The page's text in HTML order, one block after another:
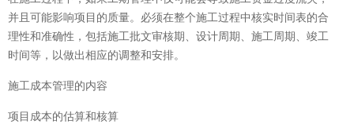
并且可能影响项目的质量。必须在整个施工过程中核实时间表的合
理性和准确性，包括施工批文审核期、设计周期、施工周期、竣工
时间等，以做出相应的调整和安排。
施工成本管理的内容
项目成本的估算和核算